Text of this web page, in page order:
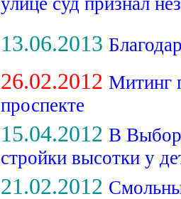
улице суд признал
13.06.2013
26.02.2012 Митинг
проспекте
15.04.2012 В
стройки высотки у
21.02.2012